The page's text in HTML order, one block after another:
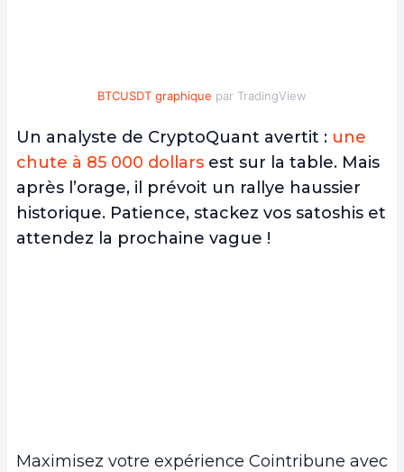
BTCUSDT graphique par TradingView
Un analyste de CryptoQuant avertit : une
chute à 85 000 dollars est sur la table. Mais
après l’orage, il prévoit un rallye haussier
historique. Patience, stackez vos satoshis et
attendez la prochaine vague !
Maximisez votre expérience Cointribune avec